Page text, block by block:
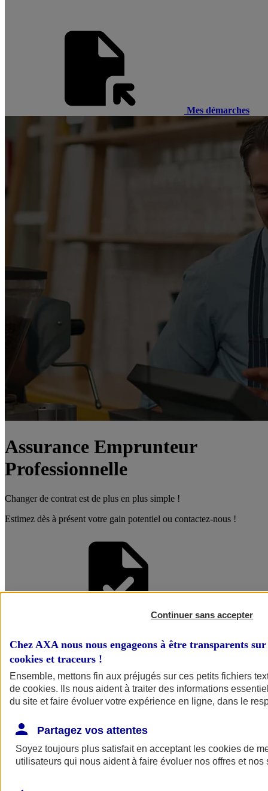
Mes démarches
Assurance Emprunteur
Professionnelle
Changer de contrat est de plus en plus simple !
Estimez dès à présent votre gain potentiel ou contactez-nous !
Faire une
Simulation
Simuler mon
Continuer sans accepter
Chez AXA nous nous engageons à être transparents
cookies et traceurs !
Ensemble, mettons fin aux préjugés sur ces petits fichiers
de cookies. Ils nous aident à traiter des informations
du site et faire évoluer votre expérience en ligne, dans le
Partagez vos attentes
Soyez toujours plus satisfait en acceptant les cookies de
utilisateurs qui nous aident à faire évoluer nos offres et nos